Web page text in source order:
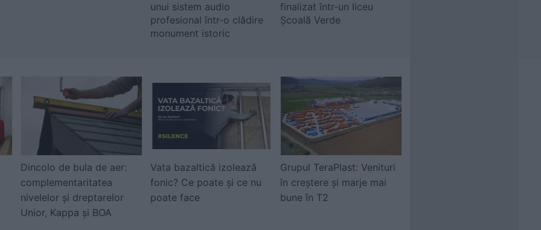
unui sistem audio
profesional într-o clădire
monument istoric
finalizat într-un liceu
Școală Verde
Dincolo de bula de aer:
complementaritatea
nivelelor și dreptarelor
Unior, Kappa și BOA
Vata bazaltică izolează
fonic? Ce poate și ce nu
poate face
Grupul TeraPlast: Venituri
în creștere și marje mai
bune în T2